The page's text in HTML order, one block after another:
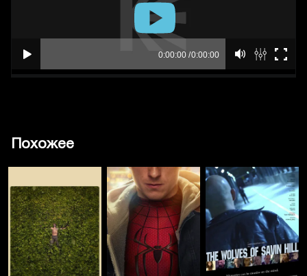
Похожее